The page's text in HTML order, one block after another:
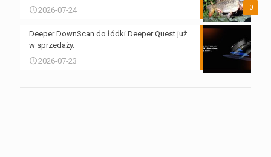
0
2026-07-24
Deeper DownScan do łódki Deeper Quest już
w sprzedaży.
2026-07-23